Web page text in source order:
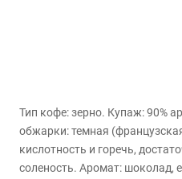
Тип кофе: зерно. Купаж: 90%
обжарки: темная
кислотность и горечь,
соленость. Аромат: шоколад,